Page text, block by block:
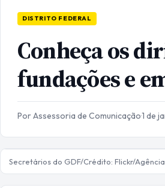
DISTRITO FEDERAL
Conheça os
fundações e
Por Assessoria de Comunicação·1 de
Secretários do GDF/Crédito: Flickr/